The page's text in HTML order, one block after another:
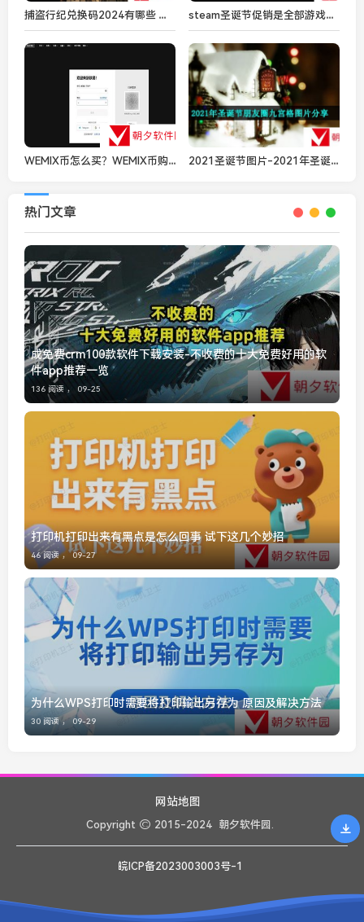
捕盗行纪兑换码2024有哪些 捕盗行纪兑换码永久有效大全 steam圣诞节促销是全部游戏吗-圣诞节促销游戏说明
WEMIX币怎么买？WEMIX币购买流程一览 2021圣诞节图片-2021年圣诞节朋友圈九宫格图片分享
热门文章
成免费crm100款软件下载安装-不收费的十大免费好用的软
件app推荐一览
136 阅读 ， 09-25
打印机打印出来有黑点是怎么回事 试下这几个妙招
46 阅读 ， 09-27
为什么WPS打印时需要将打印输出另存为 原因及解决方法
30 阅读 ， 09-29
网站地图
Copyright 2015-2024 朝夕软件园.
皖ICP备2023003003号-1